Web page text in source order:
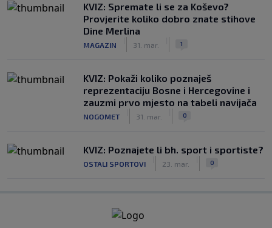
KVIZ: Spremate li se za Koševo?
Provjerite koliko dobro znate stihove
Dine Merlina
MAGAZIN 31. mar. 1
KVIZ: Pokaži koliko poznaješ
reprezentaciju Bosne i Hercegovine i
zauzmi prvo mjesto na tabeli navijača
NOGOMET 31. mar. 0
KVIZ: Poznajete li bh. sport i sportiste?
OSTALI SPORTOVI 23. mar. 0